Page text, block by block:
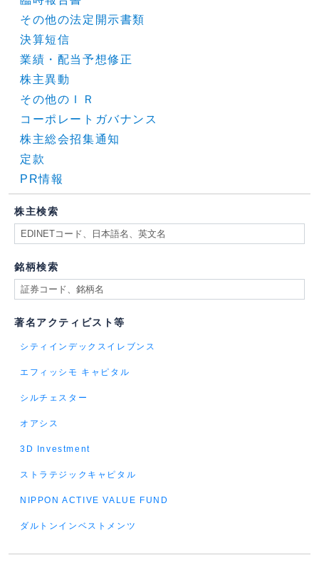
その他の法定開示書類
決算短信
業績・配当予想修正
株主異動
その他のＩＲ
コーポレートガバナンス
株主総会招集通知
定款
PR情報
株主検索
銘柄検索
著名アクティビスト等
シティインデックスイレブンス
エフィッシモ キャピタル
シルチェスター
オアシス
3D Investment
ストラテジックキャピタル
NIPPON ACTIVE VALUE FUND
ダルトンインベストメンツ